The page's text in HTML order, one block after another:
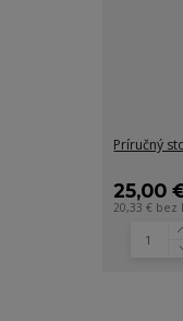
Príručný
25,00
20,33 € bez